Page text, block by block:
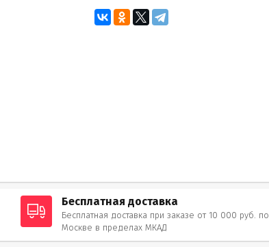
Бесплатная доставка
Бесплатная доставка при заказе от 10 000 руб. по
Москве в пределах МКАД